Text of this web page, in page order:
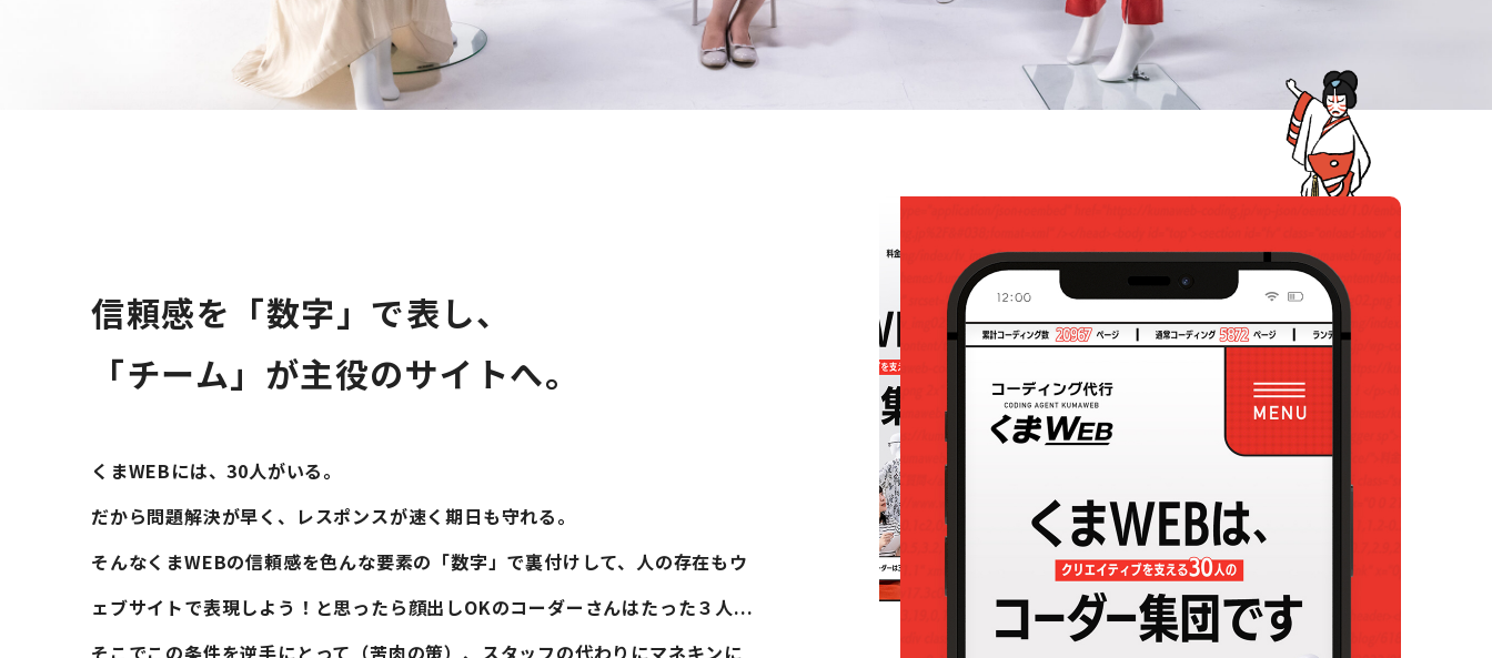
信頼感を「数字」で表し、
「チーム」が主役のサイトへ。
くまWEBには、30人がいる。
だから問題解決が早く、レスポンスが速く期日も守れる。
そんなくまWEBの信頼感を色んな要素の「数字」で裏付けして、人の存在もウ
ェブサイトで表現しよう！と思ったら顔出しOKのコーダーさんはたった３人...
そこでこの条件を逆手にとって（苦肉の策）、スタッフの代わりにマネキンに